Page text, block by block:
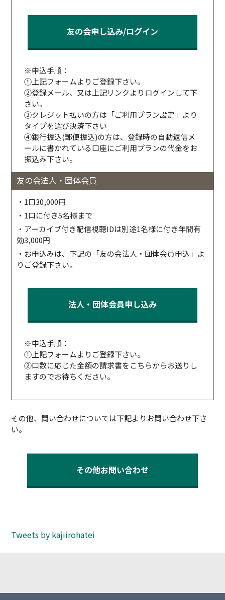
友の会申し込み/ログイン
※申込手順：
①上記フォームよりご登録下さい。
②登録メール、又は上記リンクよりログインして下
さい。
③クレジット払いの方は「ご利用プラン設定」より
タイプを選び決済下さい
④銀行振込(郵便振込)の方は、登録時の自動返信メ
ールに書かれている口座にご利用プランの代金をお
振込み下さい。
友の会法人・団体会員
・1口30,000円
・1口に付き5名様まで
・アーカイブ付き配信視聴IDは別途1名様に付き年間有
効3,000円
・お申込みは、下記の「友の会法人・団体会員申込」よ
りご登録下さい。
法人・団体会員申し込み
※申込手順：
①上記フォームよりご登録下さい。
②口数に応じた金額の請求書をこちらからお送りし
ますのでお待ちください。
その他、問い合わせについては下記よりお問い合わせ下さ
い。
その他お問い合わせ
Tweets by kajiirohatei